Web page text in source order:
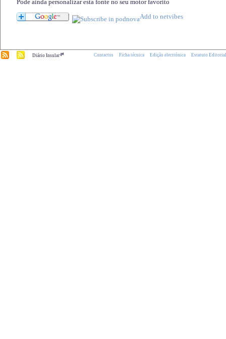
Pode ainda personalizar esta fonte no seu motor favorito
Diário Insular.pt Contactos Ficha técnica Edição electrónica Estatuto Editorial